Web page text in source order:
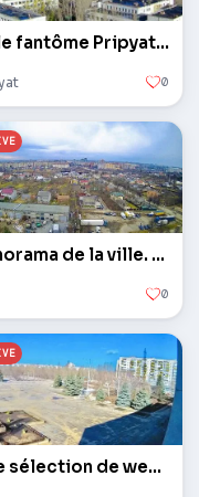
Ville fantôme Pripyat. Panorama.
0
Panorama de la ville. caméra météo.
0
Une sélection de webcams de la ville conquise.